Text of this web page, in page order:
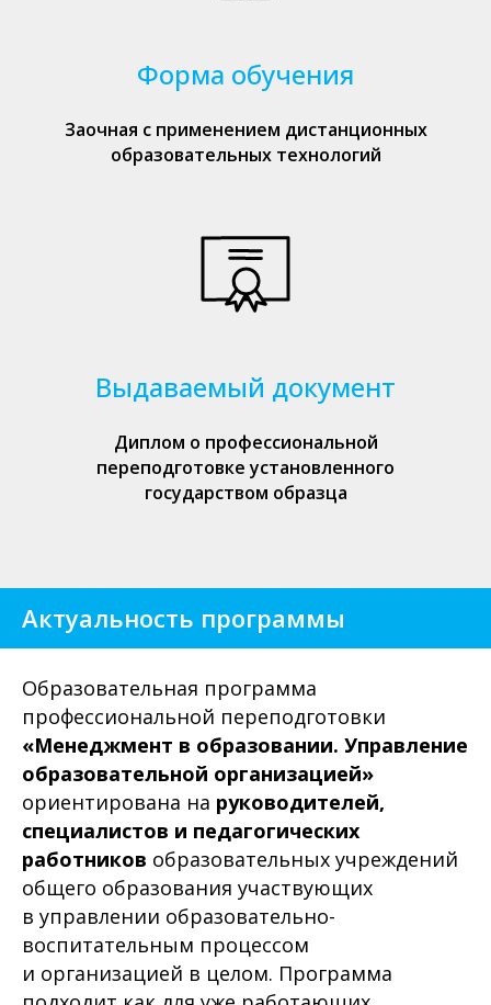
Форма обучения
Заочная с применением дистанционных
образовательных технологий
Выдаваемый документ
Диплом о профессиональной
переподготовке установленного
государством образца
Актуальность программы
Образовательная программа
профессиональной переподготовки
«Менеджмент в образовании. Управление
образовательной организацией»
ориентирована на руководителей,
специалистов и педагогических
работников образовательных учреждений
общего образования участвующих
в управлении образовательно-
воспитательным процессом
и организацией в целом. Программа